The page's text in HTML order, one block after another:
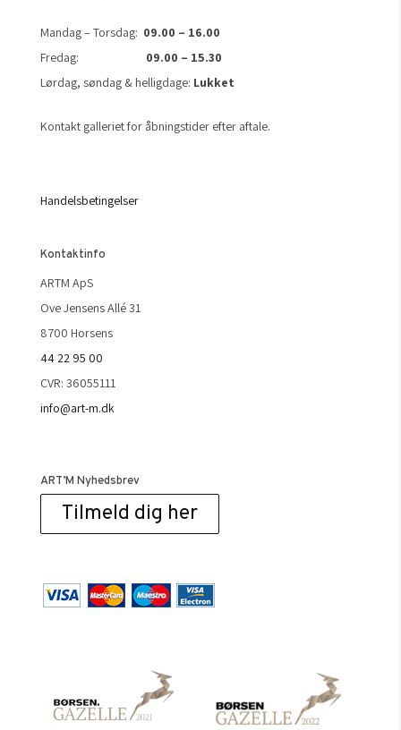
Mandag – Torsdag: 09.00 – 16.00
Fredag: 09.00 – 15.30
Lørdag, søndag & helligdage: Lukket
Kontakt galleriet for åbningstider efter aftale.
Handelsbetingelser
Kontaktinfo
ARTM ApS
Ove Jensens Allé 31
8700 Horsens
44 22 95 00
CVR: 36055111
info@art-m.dk
ART’M Nyhedsbrev
Tilmeld dig her